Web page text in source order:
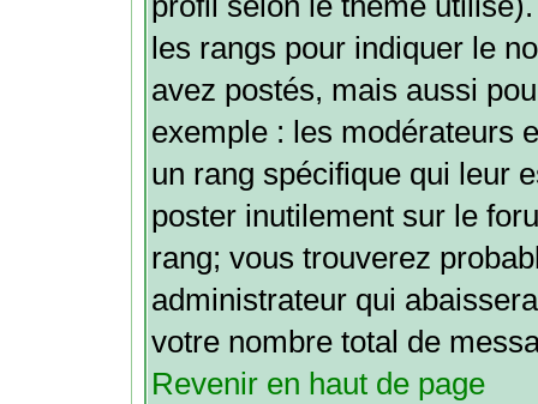
les rangs pour indiquer le
avez postés, mais aussi
exemple : les modérateurs
un rang spécifique qui leur
poster inutilement sur le
rang; vous trouverez
administrateur qui
votre nombre total de
Revenir en haut de page